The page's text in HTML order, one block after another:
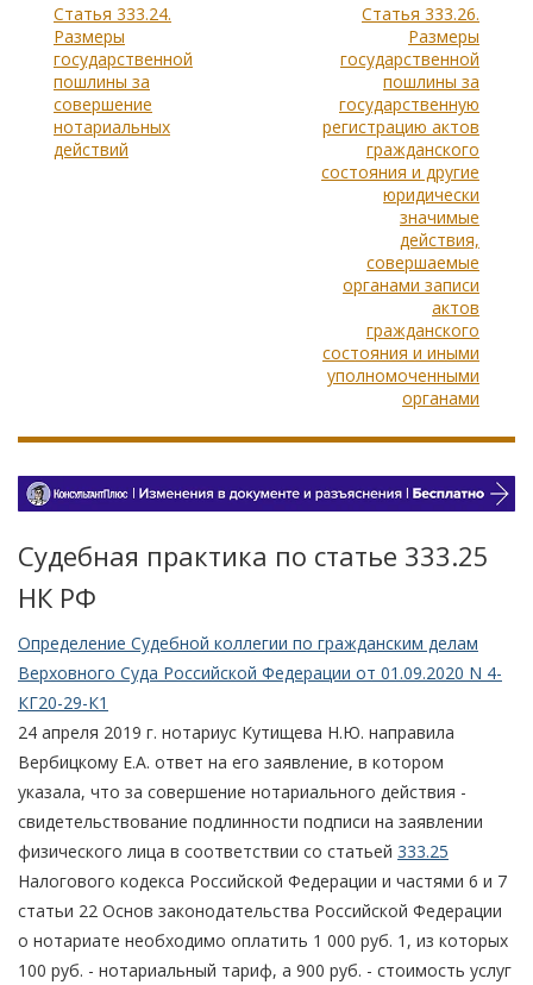
Статья 333.24.
Размеры
государственной
пошлины за
совершение
нотариальных
действий
Статья 333.26.
Размеры
государственной
пошлины за
государственную
регистрацию актов
гражданского
состояния и другие
юридически
значимые
действия,
совершаемые
органами записи
актов
гражданского
состояния и иными
уполномоченными
органами
Судебная практика по статье 333.25
НК РФ
Определение Судебной коллегии по гражданским делам
Верховного Суда Российской Федерации от 01.09.2020 N 4-
КГ20-29-К1
24 апреля 2019 г. нотариус Кутищева Н.Ю. направила
Вербицкому Е.А. ответ на его заявление, в котором
указала, что за совершение нотариального действия -
свидетельствование подлинности подписи на заявлении
физического лица в соответствии со статьей 333.25
Налогового кодекса Российской Федерации и частями 6 и 7
статьи 22 Основ законодательства Российской Федерации
о нотариате необходимо оплатить 1 000 руб. 1, из которых
100 руб. - нотариальный тариф, а 900 руб. - стоимость услуг